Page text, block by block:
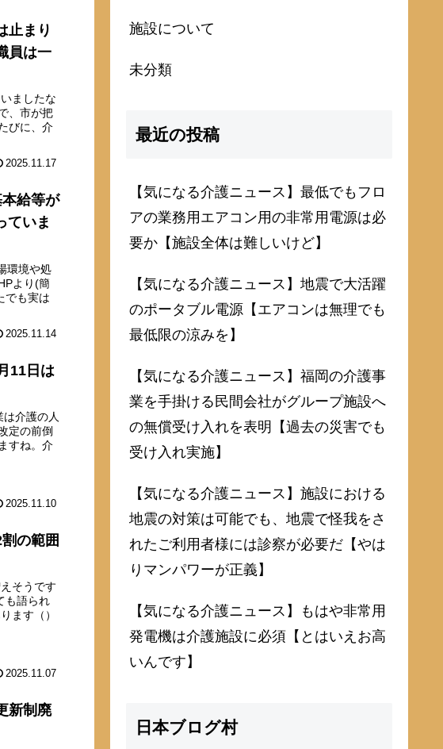
止まり
員は一
ましたな
、市が把
びに、介
2025.11.17
本給等が
ていま
環境や処
より(簡
でも実は
2025.11.14
11日は
介護の人
定の前倒
すね。介
2025.11.10
の範囲
そうです
も語られ
ます（）
2025.11.07
新制廃
施設について
未分類
最近の投稿
【気になる介護ニュース】最低でもフロ
アの業務用エアコン用の非常用電源は必
要か【施設全体は難しいけど】
【気になる介護ニュース】地震で大活躍
のポータブル電源【エアコンは無理でも
最低限の涼みを】
【気になる介護ニュース】福岡の介護事
業を手掛ける民間会社がグループ施設へ
の無償受け入れを表明【過去の災害でも
受け入れ実施】
【気になる介護ニュース】施設における
地震の対策は可能でも、地震で怪我をさ
れたご利用者様には診察が必要だ【やは
りマンパワーが正義】
【気になる介護ニュース】もはや非常用
発電機は介護施設に必須【とはいえお高
いんです】
日本ブログ村